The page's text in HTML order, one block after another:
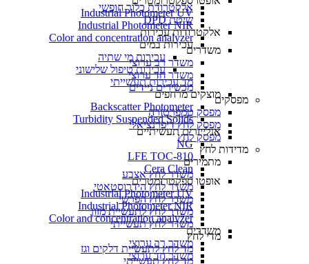
אלקטרודת כלור חופשי
שיטת DPD
אלקטרודות עכירות
עכירות במים
עכירות מי שתיה
עכירות טיפול שלישוני
מד עכירות תעשייתי
מוצקים מרחפים
Backscatter Photometer
Turbidity Suspended Solids
אנלייזרים תעשיתיים
NG
LFE TOC-810
Cera Clean​
אופטו ספקטרומטרים
Industrial Photometer UV
Industrial Photometer NIR
Color and concentration analyzer
משדרים
משדר רב ערוצי
משדר חד ערוצי
Industrial Photometer UV
Industrial Photometer NIR
Color and concentration analyzer
משדרים
משדר רב ערוצי
משדר חד ערוצי
מכשירים ניידים
מפסקים
מפסק טמפרטורה
מפסק לחץ דיפרנציאלי
מפסק לחץ
מדידות לחץ
מתמירים
משדר לחץ אצבע
משדר לחץ הידרוסטאטי
משדר לחץ הפרשי
משדר לחץ לתעשיית מזון
משדר לחץ תעשייתי
מדי לחץ
מד לחץ לתעשיית דלקים וגז
מד לחץ תעשייתי